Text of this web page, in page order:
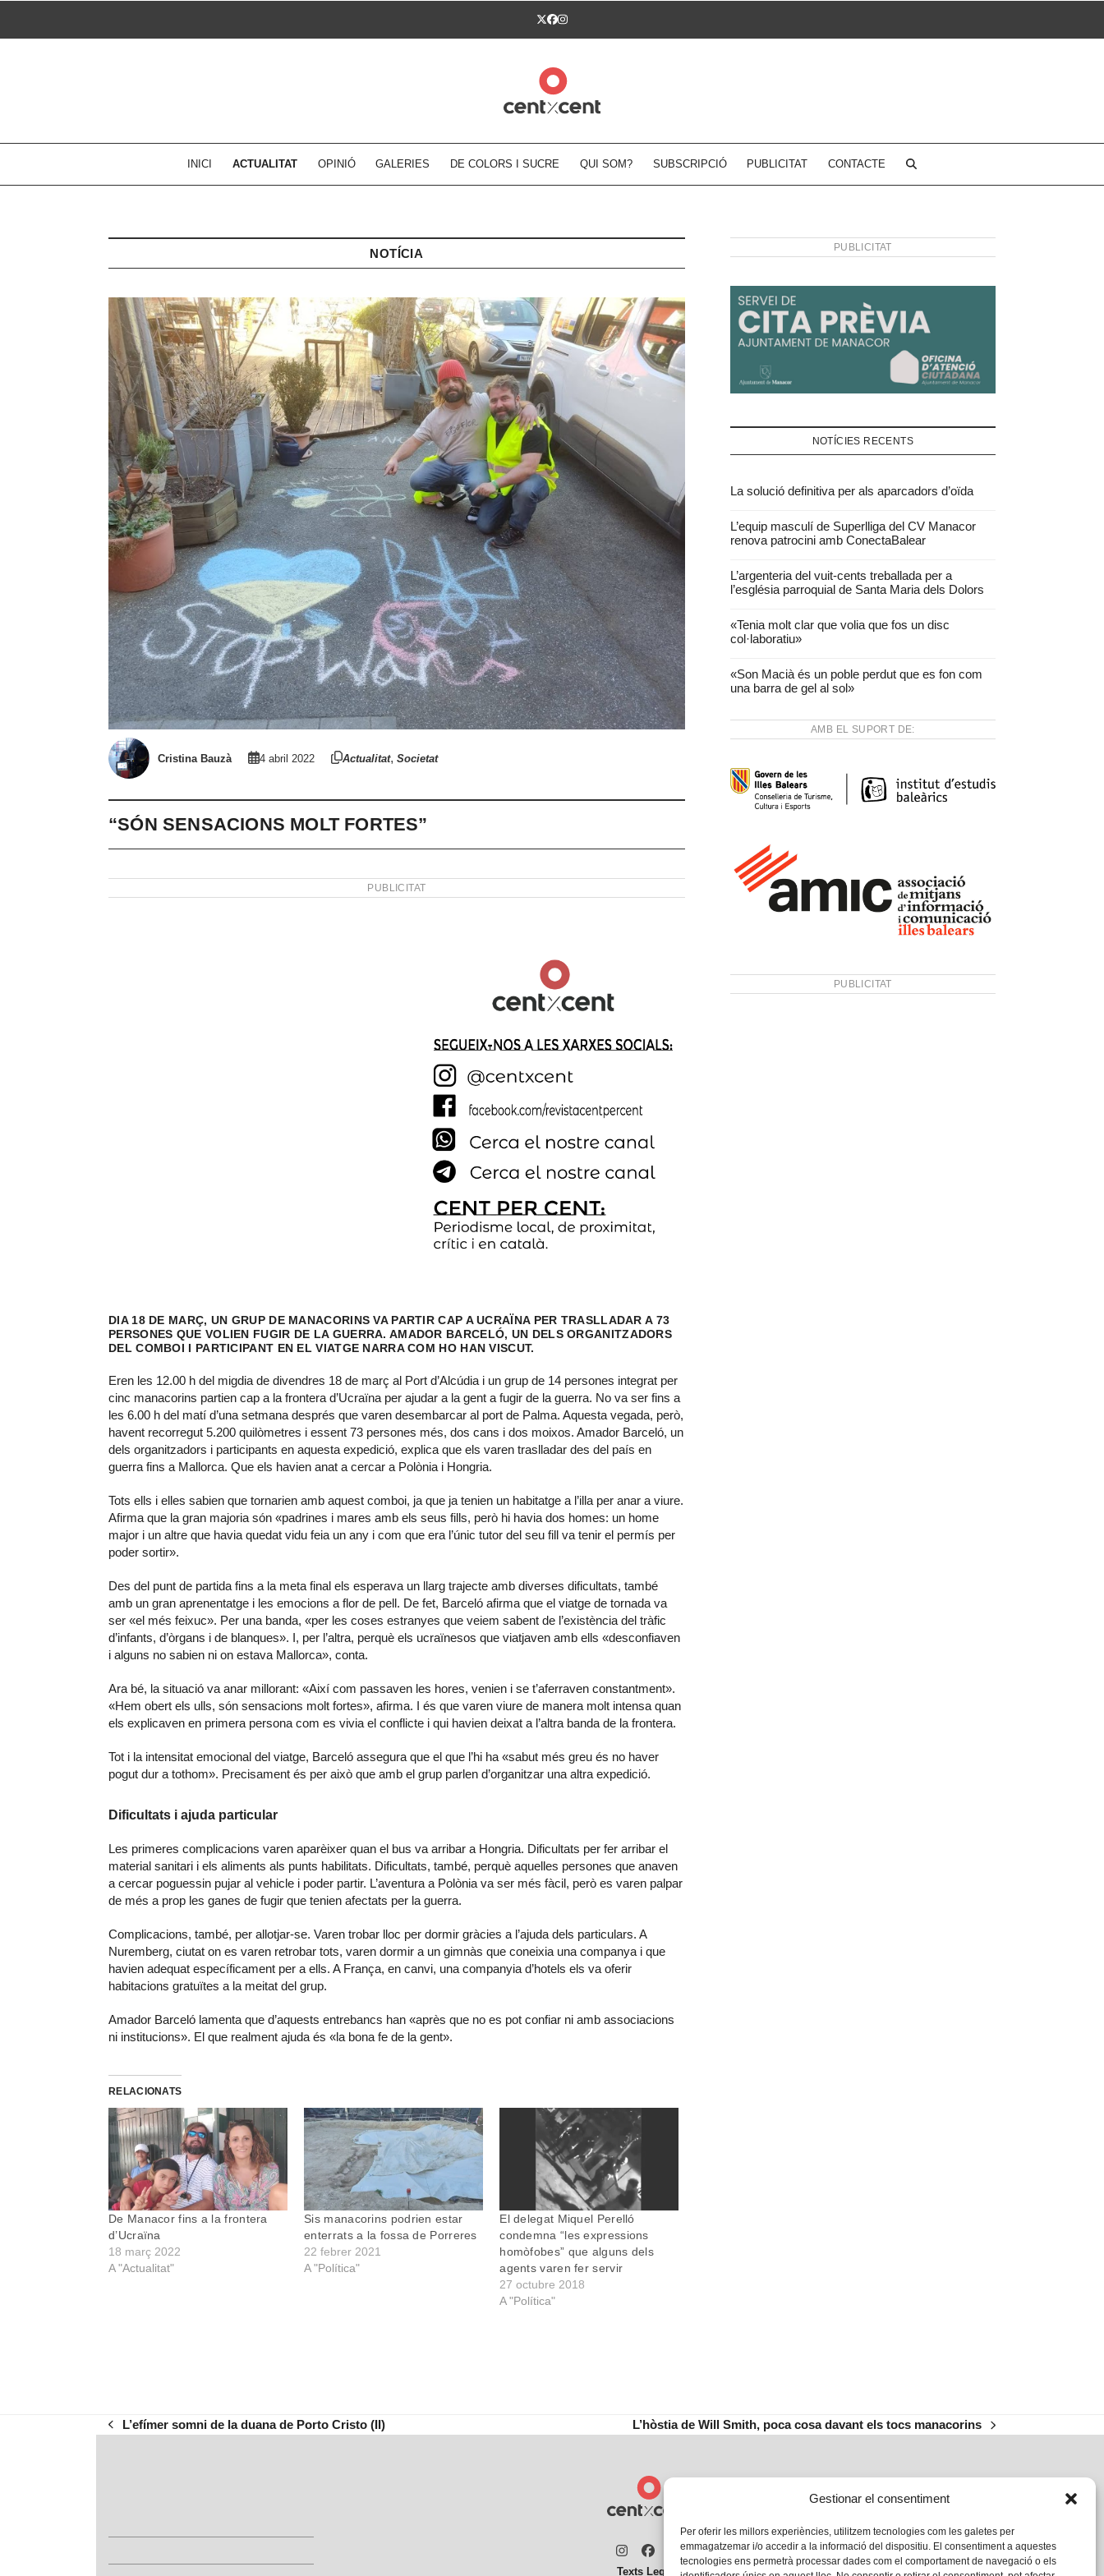
Gestionar el consentiment
Per oferir les millors experiències, utilitzem tecnologies com les galetes per
emmagatzemar i/o accedir a la informació del dispositiu. El consentiment a aquestes
tecnologies ens permetrà processar dades com el comportament de navegació o els
Twitter
Facebook
Instagram
INICI ACTUALITAT OPINIÓ GALERIES DE COLORS I SUCRE QUI SOM? SUBSCRIPCIÓ PUBLICITAT CONTACTE
NOTÍCIA
Cristina Bauzà 4 abril 2022 Actualitat, Societat
“SÓN SENSACIONS MOLT FORTES”
PUBLICITAT
DIA 18 DE MARÇ, UN GRUP DE MANACORINS VA PARTIR CAP A UCRAÏNA PER TRASLLADAR A 73
PERSONES QUE VOLIEN FUGIR DE LA GUERRA. AMADOR BARCELÓ, UN DELS ORGANITZADORS
DEL COMBOI I PARTICIPANT EN EL VIATGE NARRA COM HO HAN VISCUT.
Eren les 12.00 h del migdia de divendres 18 de març al Port d’Alcúdia i un grup de 14 persones integrat per
cinc manacorins partien cap a la frontera d’Ucraïna per ajudar a la gent a fugir de la guerra. No va ser fins a
les 6.00 h del matí d’una setmana després que varen desembarcar al port de Palma. Aquesta vegada, però,
havent recorregut 5.200 quilòmetres i essent 73 persones més, dos cans i dos moixos. Amador Barceló, un
dels organitzadors i participants en aquesta expedició, explica que els varen traslladar des del país en
guerra fins a Mallorca. Que els havien anat a cercar a Polònia i Hongria.
Tots ells i elles sabien que tornarien amb aquest comboi, ja que ja tenien un habitatge a l’illa per anar a viure.
Afirma que la gran majoria són «padrines i mares amb els seus fills, però hi havia dos homes: un home
major i un altre que havia quedat vidu feia un any i com que era l’únic tutor del seu fill va tenir el permís per
poder sortir».
Des del punt de partida fins a la meta final els esperava un llarg trajecte amb diverses dificultats, també
amb un gran aprenentatge i les emocions a flor de pell. De fet, Barceló afirma que el viatge de tornada va
ser «el més feixuc». Per una banda, «per les coses estranyes que veiem sabent de l’existència del tràfic
d’infants, d’òrgans i de blanques». I, per l’altra, perquè els ucraïnesos que viatjaven amb ells «desconfiaven
i alguns no sabien ni on estava Mallorca», conta.
Ara bé, la situació va anar millorant: «Així com passaven les hores, venien i se t’aferraven constantment».
«Hem obert els ulls, són sensacions molt fortes», afirma. I és que varen viure de manera molt intensa quan
els explicaven en primera persona com es vivia el conflicte i qui havien deixat a l’altra banda de la frontera.
Tot i la intensitat emocional del viatge, Barceló assegura que el que l’hi ha «sabut més greu és no haver
pogut dur a tothom». Precisament és per això que amb el grup parlen d’organitzar una altra expedició.
Dificultats i ajuda particular
Les primeres complicacions varen aparèixer quan el bus va arribar a Hongria. Dificultats per fer arribar el
material sanitari i els aliments als punts habilitats. Dificultats, també, perquè aquelles persones que anaven
a cercar poguessin pujar al vehicle i poder partir. L’aventura a Polònia va ser més fàcil, però es varen palpar
de més a prop les ganes de fugir que tenien afectats per la guerra.
Complicacions, també, per allotjar-se. Varen trobar lloc per dormir gràcies a l’ajuda dels particulars. A
Nuremberg, ciutat on es varen retrobar tots, varen dormir a un gimnàs que coneixia una companya i que
havien adequat específicament per a ells. A França, en canvi, una companyia d’hotels els va oferir
habitacions gratuïtes a la meitat del grup.
Amador Barceló lamenta que d’aquests entrebancs han «après que no es pot confiar ni amb associacions
ni institucions». El que realment ajuda és «la bona fe de la gent».
RELACIONATS
De Manacor fins a la frontera
d’Ucraïna
18 març 2022
A "Actualitat"
Sis manacorins podrien estar
enterrats a la fossa de Porreres
22 febrer 2021
A "Política"
El delegat Miquel Perelló
condemna “les expressions
homòfobes” que alguns dels
agents varen fer servir
27 octubre 2018
A "Política"
PUBLICITAT
NOTÍCIES RECENTS
La solució definitiva per als aparcadors d’oïda
L’equip masculí de Superlliga del CV Manacor
renova patrocini amb ConectaBalear
L’argenteria del vuit-cents treballada per a
l’església parroquial de Santa Maria dels Dolors
«Tenia molt clar que volia que fos un disc
col·laboratiu»
«Son Macià és un poble perdut que es fon com
una barra de gel al sol»
AMB EL SUPORT DE:
PUBLICITAT
previous
L’efímer somni de la duana de Porto Cristo (II)
next
L’hòstia de Will Smith, poca cosa davant els tocs manacorins
Instagram
Facebook
Twitter
Texts Legals